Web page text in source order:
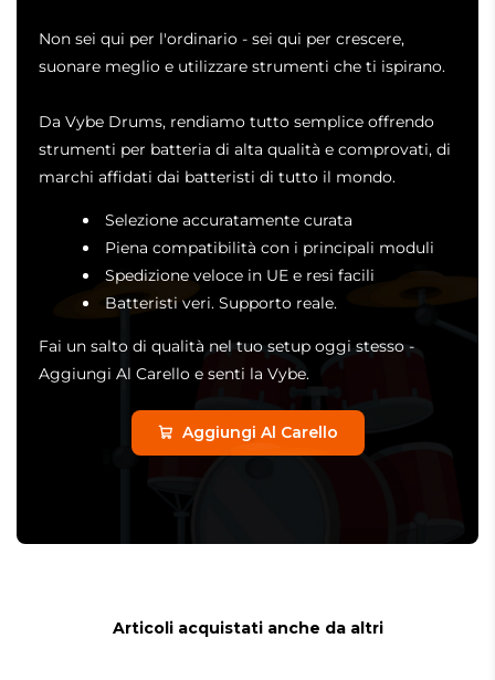
Non sei qui per l'ordinario - sei qui per crescere,
suonare meglio e utilizzare strumenti che ti ispirano.
Da Vybe Drums, rendiamo tutto semplice offrendo
strumenti per batteria di alta qualità e comprovati, di
marchi affidati dai batteristi di tutto il mondo.
Selezione accuratamente curata
Piena compatibilità con i principali moduli
Spedizione veloce in UE e resi facili
Batteristi veri. Supporto reale.
Fai un salto di qualità nel tuo setup oggi stesso -
Aggiungi Al Carello e senti la Vybe.
Aggiungi Al Carello
Articoli acquistati anche da altri